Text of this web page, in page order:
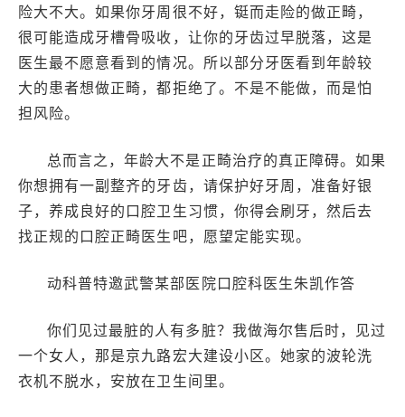
险大不大。如果你牙周很不好，铤而走险的做正畸，
很可能造成牙槽骨吸收，让你的牙齿过早脱落，这是
医生最不愿意看到的情况。所以部分牙医看到年龄较
大的患者想做正畸，都拒绝了。不是不能做，而是怕
担风险。
总而言之，年龄大不是正畸治疗的真正障碍。如果
你想拥有一副整齐的牙齿，请保护好牙周，准备好银
子，养成良好的口腔卫生习惯，你得会刷牙，然后去
找正规的口腔正畸医生吧，愿望定能实现。
动科普特邀武警某部医院口腔科医生朱凯作答
你们见过最脏的人有多脏？我做海尔售后时，见过
一个女人，那是京九路宏大建设小区。她家的波轮洗
衣机不脱水，安放在卫生间里。